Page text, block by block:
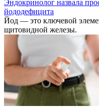
Эндокринолог назвала
йододефицита
Йод — это ключевой
щитовидной железы.